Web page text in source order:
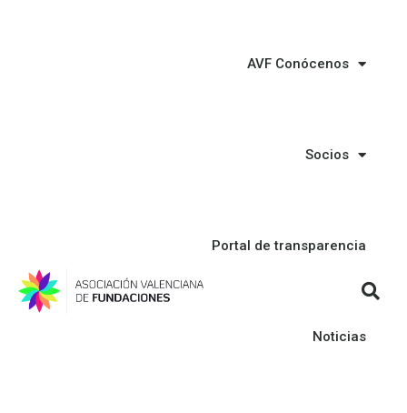
AVF Conócenos
Socios
Portal de transparencia
Noticias